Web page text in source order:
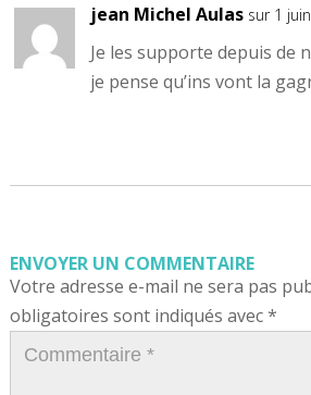
jean Michel Aulas sur 1
Je les supporte depuis de
je pense qu’ins vont la
ENVOYER UN COMMENTAIRE
Votre adresse e-mail ne sera pas
obligatoires sont indiqués avec*